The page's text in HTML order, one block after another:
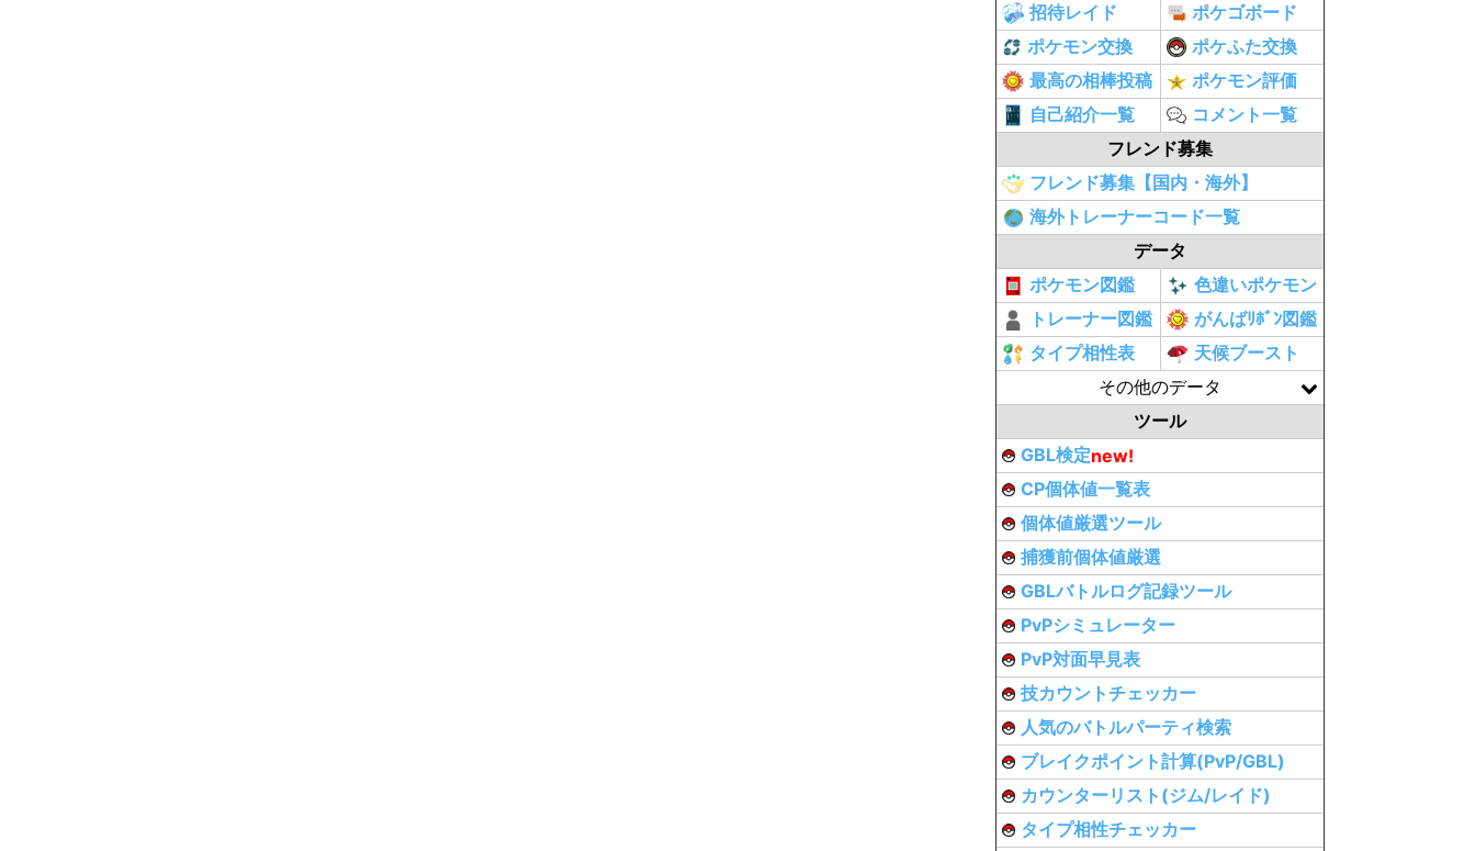
招待レイド
ポケゴボード
ポケモン交換
ポケふた交換
最高の相棒投稿
ポケモン評価
自己紹介一覧
コメント一覧
フレンド募集
フレンド募集【国内・海外】
海外トレーナーコード一覧
データ
ポケモン図鑑
色違いポケモン
トレーナー図鑑
がんばﾘﾎﾞﾝ図鑑
タイプ相性表
天候ブースト
その他のデータ
ツール
GBL検定new!
CP個体値一覧表
個体値厳選ツール
捕獲前個体値厳選
GBLバトルログ記録ツール
PvPシミュレーター
PvP対面早見表
技カウントチェッカー
人気のバトルパーティ検索
ブレイクポイント計算(PvP/GBL)
カウンターリスト(ジム/レイド)
タイプ相性チェッカー